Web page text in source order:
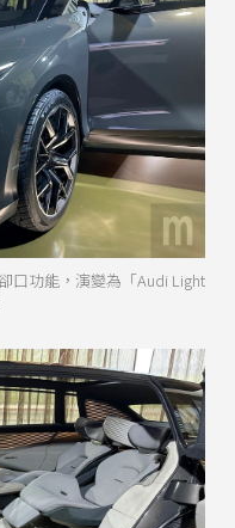
口功能，演變為「Audi Light